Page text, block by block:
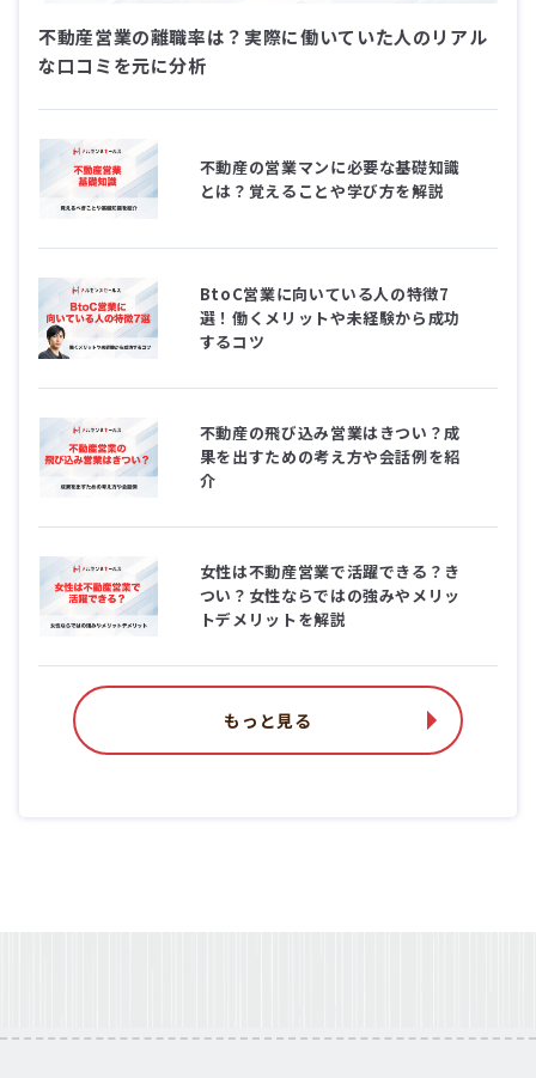
不動産営業の離職率は？実際に働いていた人のリアル
な口コミを元に分析
不動産の営業マンに必要な基礎知識
とは？覚えることや学び方を解説
BtoC営業に向いている人の特徴7
選！働くメリットや未経験から成功
するコツ
不動産の飛び込み営業はきつい？成
果を出すための考え方や会話例を紹
介
女性は不動産営業で活躍できる？き
つい？女性ならではの強みやメリッ
トデメリットを解説
もっと見る